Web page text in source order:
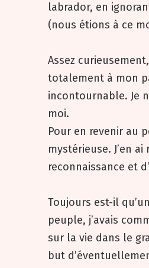
labrador, en
(nous étions à ce
Assez
totalement à mon
incontournable. Je
moi.
Pour en revenir au
mystérieuse. J’en
reconnaissance et
Toujours est-il
peuple, j’avais
sur la vie dans le
but